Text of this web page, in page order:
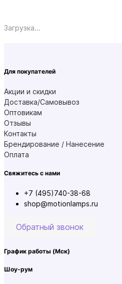
Загрузка...
Для покупателей
Акции и скидки
Доставка/Самовывоз
Оптовикам
Отзывы
Контакты
Брендирование / Нанесение
Оплата
Свяжитесь с нами
+7 (495)740-38-68
shop@motionlamps.ru
Обратный звонок
График работы (Мск)
Шоу-рум